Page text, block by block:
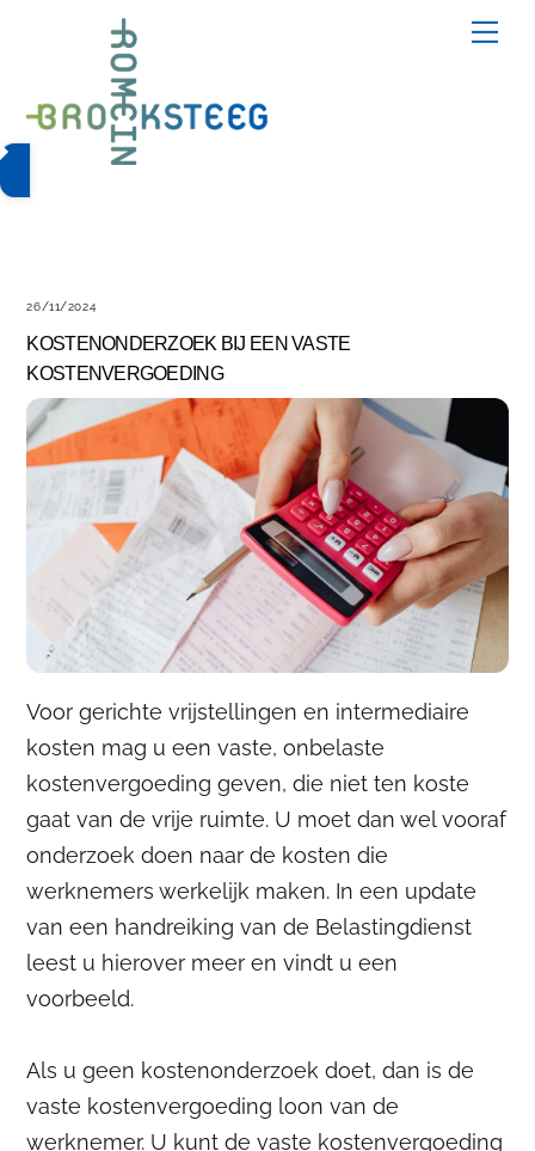
26/11/2024
KOSTENONDERZOEK BIJ EEN VASTE
KOSTENVERGOEDING
Voor gerichte vrijstellingen en intermediaire
kosten mag u een vaste, onbelaste
kostenvergoeding geven, die niet ten koste
gaat van de vrije ruimte. U moet dan wel vooraf
onderzoek doen naar de kosten die
werknemers werkelijk maken. In een update
van een handreiking van de Belastingdienst
leest u hierover meer en vindt u een
voorbeeld.
Als u geen kostenonderzoek doet, dan is de
vaste kostenvergoeding loon van de
werknemer. U kunt de vaste kostenvergoeding